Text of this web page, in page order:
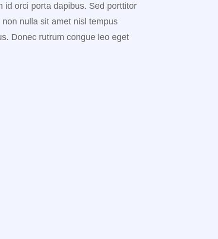
id orci porta dapibus. Sed porttitor
nulla sit amet nisl tempus
Donec rutrum congue leo eget